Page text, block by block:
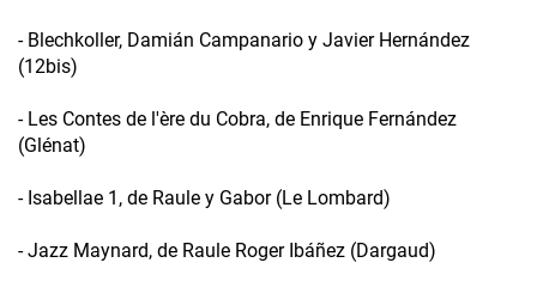
- Blechkoller, Damián Campanario y Javier Hernández
(12bis)
- Les Contes de l'ère du Cobra, de Enrique Fernández
(Glénat)
- Isabellae 1, de Raule y Gabor (Le Lombard)
- Jazz Maynard, de Raule Roger Ibáñez (Dargaud)